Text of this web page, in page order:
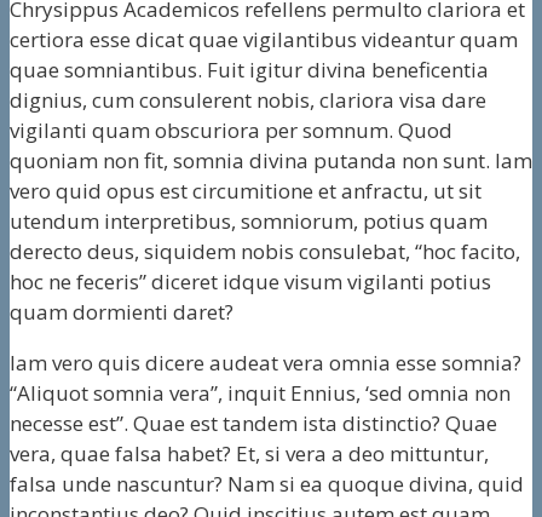
Chrysippus Academicos refellens permulto clariora et
certiora esse dicat quae vigilantibus videantur quam
quae somniantibus. Fuit igitur divina beneficentia
dignius, cum consulerent nobis, clariora visa dare
vigilanti quam obscuriora per somnum. Quod
quoniam non fit, somnia divina putanda non sunt. Iam
vero quid opus est circumitione et anfractu, ut sit
utendum interpretibus, somniorum, potius quam
derecto deus, siquidem nobis consulebat, “hoc facito,
hoc ne feceris” diceret idque visum vigilanti potius
quam dormienti daret?
Iam vero quis dicere audeat vera omnia esse somnia?
“Aliquot somnia vera”, inquit Ennius, ‘sed omnia non
necesse est”. Quae est tandem ista distinctio? Quae
vera, quae falsa habet? Et, si vera a deo mittuntur,
falsa unde nascuntur? Nam si ea quoque divina, quid